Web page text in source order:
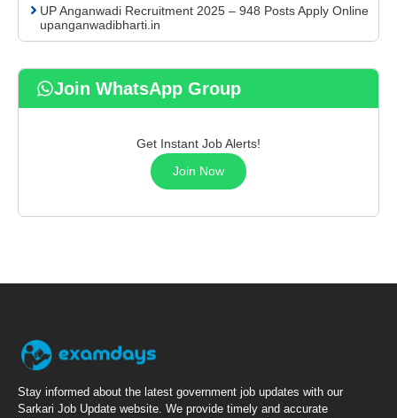
UP Anganwadi Recruitment 2025 – 948 Posts Apply Online
upanganwadibharti.in
Join WhatsApp Group
Get Instant Job Alerts!
Join Now
Stay informed about the latest government job updates with our
Sarkari Job Update website. We provide timely and accurate